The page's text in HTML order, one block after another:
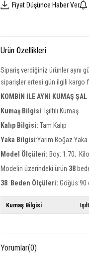
Fiyat Düşünce Haber Ver
Ürün Özellikleri
Sipariş verdiğiniz ürünler aynı
siparişler ertesi gün ilgili kargo
KOMBİN İLE AYNI KUMAŞ
Kumaş Bilgisi: Işıltılı Kumaş
Kalıp Bilgisi:Tam Kalıp
Yaka Bilgisi:Yarım Boğaz Yaka
Model Ölçüleri: Boy: 1.70,
Modelin üzerindeki ürün 38
38 Beden Ölçüleri:Göğüs:90
Kumaş Bilgisi
Yorumlar(0)